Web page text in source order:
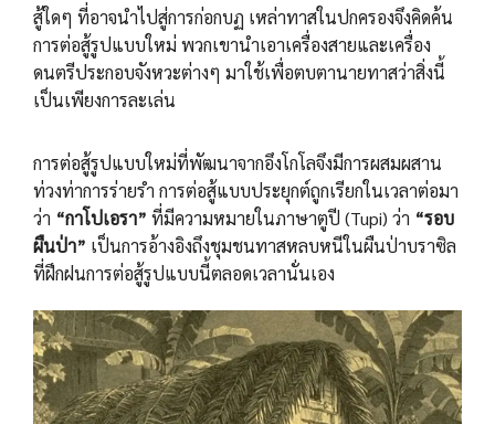
สู้ใดๆ ที่อาจนำไปสู่การก่อกบฏ เหล่าทาสในปกครองจึงคิดค้น
การต่อสู้รูปแบบใหม่ พวกเขานำเอาเครื่องสายและเครื่อง
ดนตรีประกอบจังหวะต่างๆ มาใช้เพื่อตบตานายทาสว่าสิ่งนี้
เป็นเพียงการละเล่น
การต่อสู้รูปแบบใหม่ที่พัฒนาจากอึงโกโลจึงมีการผสมผสาน
ท่วงท่าการร่ายรำ การต่อสู้แบบประยุกต์ถูกเรียกในเวลาต่อมา
ว่า “กาโปเอรา” ที่มีความหมายในภาษาตูปี (Tupi) ว่า “รอบ
ผืนป่า” เป็นการอ้างอิงถึงชุมชนทาสหลบหนีในผืนป่าบราซิล
ที่ฝึกฝนการต่อสู้รูปแบบนี้ตลอดเวลานั่นเอง